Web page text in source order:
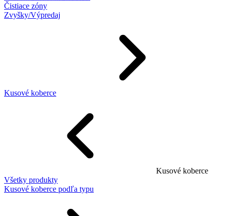
Čistiace zóny
Zvyšky/Výpredaj
Kusové koberce
Kusové koberce
Všetky produkty
Kusové koberce podľa typu